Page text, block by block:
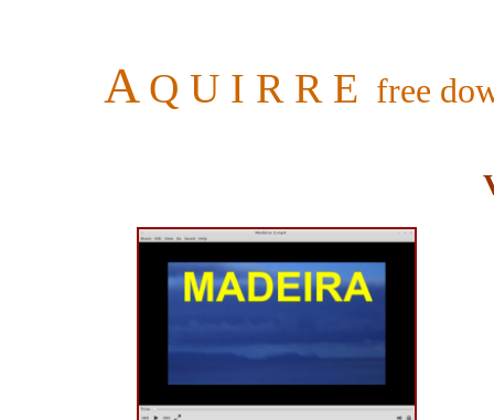
A Q U I R R E free